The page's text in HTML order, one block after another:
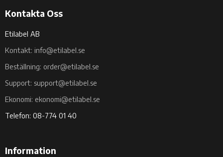
Kontakta Oss
Etilabel AB
Kontakt: info@etilabel.se
Beställning: order@etilabel.se
Support: support@etilabel.se
Ekonomi: ekonomi@etilabel.se
Telefon: 08-774 01 40
Information